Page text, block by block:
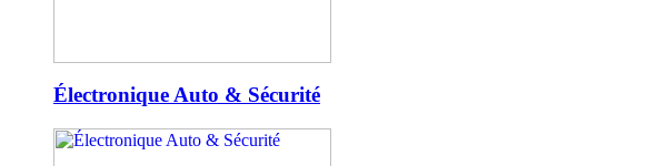
Électronique Auto & Sécurité